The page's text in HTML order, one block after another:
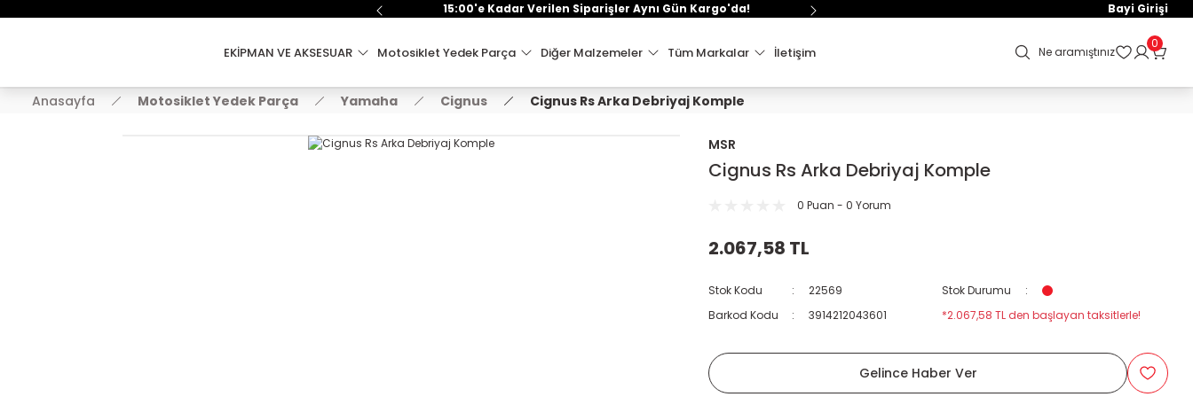
15:00'e Kadar Verilen Siparişler Aynı Gün Kargo'da! Bayi Girişi
EKİPMAN VE AKSESUAR Motosiklet Yedek Parça Diğer Malzemeler Tüm Markalar İletişim Ne aramıştınız
0
Anasayfa Motosiklet Yedek Parça Yamaha Cignus Cignus Rs Arka Debriyaj Komple
MSR
Cignus Rs Arka Debriyaj Komple
0 Puan - 0 Yorum
2.067,58 TL
Stok Kodu 22569
Stok Durumu
Barkod Kodu
3914212043601 *2.067,58 TL den başlayan taksitlerle!
Gelince Haber Ver